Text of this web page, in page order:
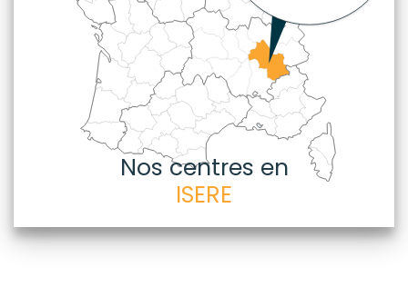
Nos centres en
ISERE